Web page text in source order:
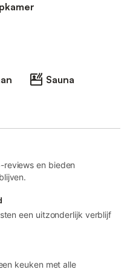
Sauna
en bieden
een uitzonderlijk verblijf
keuken met alle